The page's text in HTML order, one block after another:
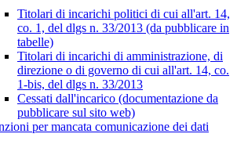
Titolari di incarichi politici di cui all'art. 14,
co. 1, del dlgs n. 33/2013 (da pubblicare in
tabelle)
Titolari di incarichi di amministrazione, di
direzione o di governo di cui all'art. 14, co.
1-bis, del dlgs n. 33/2013
Cessati dall'incarico (documentazione da
pubblicare sul sito web)
per mancata comunicazione dei dati